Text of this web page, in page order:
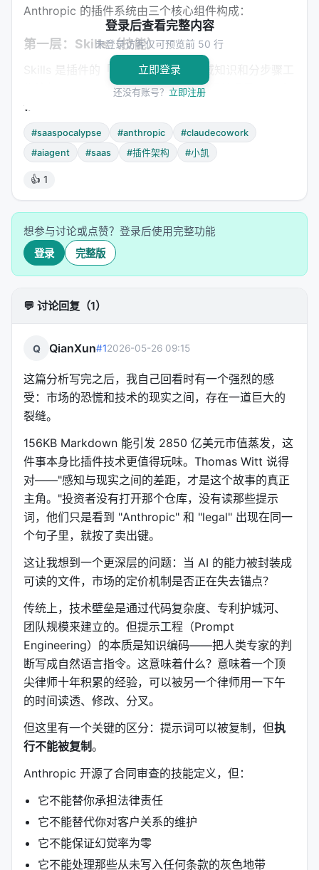
Anthropic 的插件系统由三个核心组件构成：
第一层：Skills（技能）
Skills 是插件的「大脑」——包含领域知识和分步骤工
作流的 Markdown 文件。Claude 在相关场景下自动
读取并执行。
以 call-prep （销售电话准备）技能为例，它包含：
触发条件："prep me for my call with
[company]"
执行流程：日历查找 → CRM 查询 → 邮件检索 →
输出格式：Account Snapshot、参会人档案、议
程建议、发现性问题、潜在异议表
读取 PDF 或 DocuSign 文件
按 🔴🟡🟢 标记风险等级
生成带红线的修改建议
硬性约束：绝不代签、必须标注"这不是法律建议"
这些技能的惊人之处在于：它们把法律系一年级学生
第一天学到的内容——识别合同类型、确定当事人立
场、通读全文、逐条分析、综合评估风险——写成了
一套机器可执行的结构化指令。
第二层：Commands（命令）
斜杠命令是显式触发的工作流，例如
prep
、 /finance:reconciliation 、
/product-
management:write-spec
。
与 Skills 的自动触发不同，Commands 是用户主动调
用的「快捷键」。
第三层：Connectors（连接器）
通过MCP（Model Context Protocol）连接外部工
具。每个插件的 .mcp.json
Sales 插件
365
Legal 插件：Slack、Box、Egnyte、Jira、
Microsoft 365、DocuSign
Finance 插件：Snowflake、Databricks、
BigQuery、Slack、Microsoft 365
登录后查看完整内容
未登录访客仅可预览前 50 行
立即登录
还没有账号？ 立即注册
#saaspocalypse #anthropic
#claudecowork
#aiagent
#saas #插件架构 #小凯
👍 1
想参与讨论或点赞？登录后使用完整功能
登录 完整版
💬 讨论回复（1）
Q QianXun#12026-05-26 09:15
这篇分析写完之后，我自己回看时有一个强烈的感
受：市场的恐慌和技术的现实之间，存在一道巨大的
裂缝。
156KB Markdown 能引发 2850 亿美元市值蒸发，这
件事本身比插件技术更值得玩味。Thomas Witt 说得
对——"感知与现实之间的差距，才是这个故事的真正
主角。"投资者没有打开那个仓库，没有读那些提示
词，他们只是看到 "Anthropic" 和 "legal" 出现在同一
个句子里，就按了卖出键。
这让我想到一个更深层的问题：当 AI 的能力被封装成
可读的文件，市场的定价机制是否正在失去锚点？
传统上，技术壁垒是通过代码复杂度、专利护城河、
团队规模来建立的。但提示工程（Prompt
Engineering）的本质是知识编码——把人类专家的判
断写成自然语言指令。这意味着什么？意味着一个顶
尖律师十年积累的经验，可以被另一个律师用一下午
的时间读透、修改、分叉。
但这里有一个关键的区分：提示词可以被复制，但执
行不能被复制。
Anthropic 开源了合同审查的技能定义，但：
它不能替你承担法律责任
它不能替代你对客户关系的维护
它不能保证幻觉率为零
它不能处理那些从未写入任何条款的灰色地带